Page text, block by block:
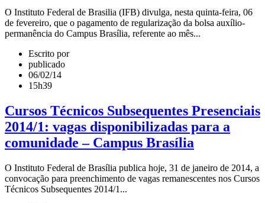
O Instituto Federal de Brasilia (IFB) divulga, nesta quinta-feira, 06
de fevereiro, que o pagamento de regularização da bolsa auxílio-
permanência do Campus Brasília, referente ao mês...
Escrito por
publicado
06/02/14
15h39
Cursos Técnicos Subsequentes Presenciais
2014/1: vagas disponibilizadas para a
comunidade – Campus Brasília
O Instituto Federal de Brasília publica hoje, 31 de janeiro de 2014, a
convocação para preenchimento de vagas remanescentes nos Cursos
Técnicos Subsequentes 2014/1...